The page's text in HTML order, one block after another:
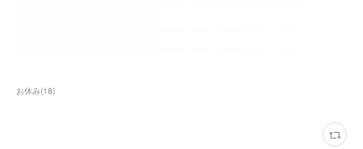
お休み(18)